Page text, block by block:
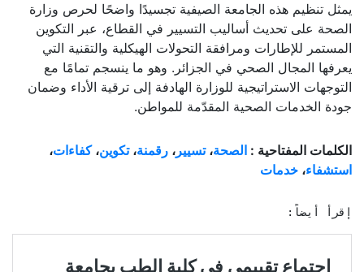
يمثل تنظيم هذه الجامعة الصيفية تجسيدًا واضحًا لحرص وزارة
الصحة على تحديث أساليب التسيير في القطاع، عبر التكوين
المستمر للإطارات ومرافقة التحولات الهيكلية والتقنية التي
يعرفها المجال الصحي في الجزائر. وهو ما ينسجم تمامًا مع
التوجهات الاستراتيجية للوزارة الهادفة إلى ترقية الأداء وضمان
جودة الخدمات الصحية المقدّمة للمواطن.
الكلمات المفتاحية : الصحة،تسيير ، رقمنة،تكوين،كفاءات،
استشفاء، خدمات
إقرأ أيضاً: